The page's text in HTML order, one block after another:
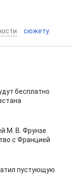
сюжету
бесплатно
М. В. Фрунзе
с Францией
пустующую